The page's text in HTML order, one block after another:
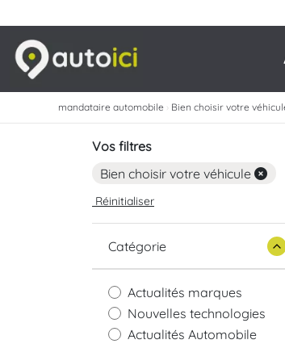
mandataire automobile › Bien choisir votre
Vos filtres
Bien choisir votre véhicule
Réinitialiser
Catégorie
Actualités marques
Nouvelles technologies
Actualités Automobile